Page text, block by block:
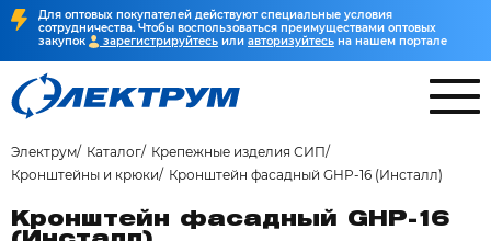
Для оптовых покупателей действуют специальные условия
сотрудничества. Чтобы воспользоваться преимуществами оптовых
закупок
зарегистрируйтесь или авторизуйтесь на нашем портале
Электрум Каталог
Крепежные изделия СИП
Кронштейны и крюки
Кронштейн фасадный GHP-16 (Инсталл)
Кронштейн фасадный GHP-16